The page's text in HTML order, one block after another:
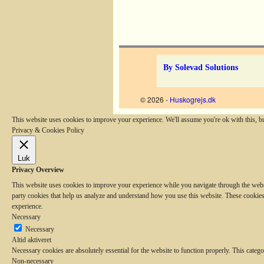
By Solevad Solutions
© 2026 - Huskogrejs.dk
This website uses cookies to improve your experience. We'll assume you're ok with this,
Privacy & Cookies Policy
Luk
Privacy Overview
This website uses cookies to improve your experience while you navigate through the
party cookies that help us analyze and understand how you use this website. These
experience.
Necessary
Necessary
Altid aktiveret
Necessary cookies are absolutely essential for the website to function properly. This
Non-necessary